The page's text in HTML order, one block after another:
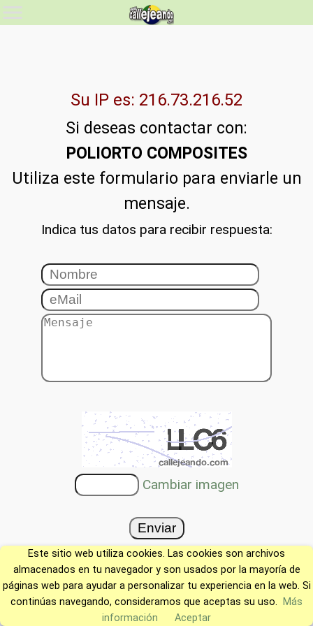
Su IP es: 216.73.216.52
Si deseas contactar con:
POLIORTO COMPOSITES
Utiliza este formulario para enviarle un
mensaje.
Indica tus datos para recibir respuesta:
Cambiar imagen
Este sitio web utiliza cookies. Las cookies son archivos
almacenados en tu navegador y son usados por la mayoría de
páginas web para ayudar a personalizar tu experiencia en la web. Si
continúas navegando, consideramos que aceptas su uso.
Más
información
Aceptar